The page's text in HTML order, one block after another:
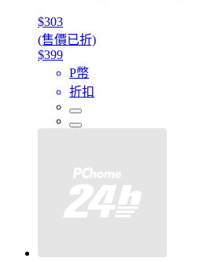
$303
(售價已折)
$399
P幣
折扣